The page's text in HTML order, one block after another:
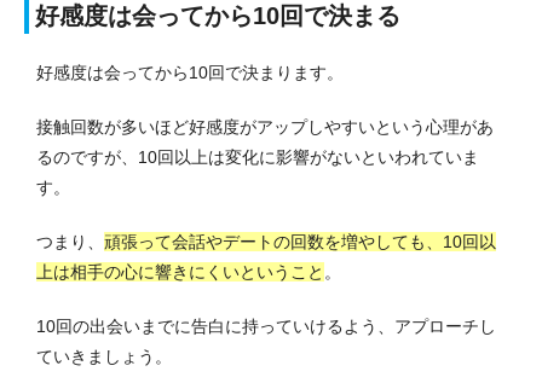
好感度は会ってから10回で決まる
好感度は会ってから10回で決まります。
接触回数が多いほど好感度がアップしやすいという心理があ
るのですが、10回以上は変化に影響がないといわれていま
す。
つまり、 頑張って会話やデートの回数を増やしても、10回以
上は相手の心に響きにくいということ 。
10回の出会いまでに告白に持っていけるよう、アプローチし
ていきましょう。